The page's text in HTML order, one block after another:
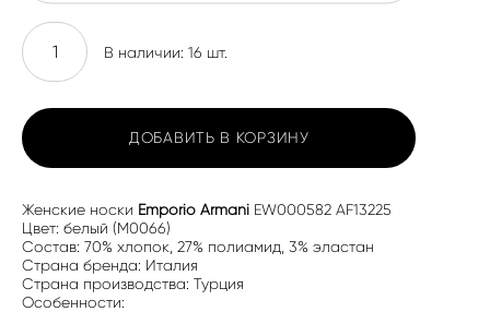
В наличии: 16 шт.
ДОБАВИТЬ В КОРЗИНУ
Женские носки Emporio Armani EW000582 AF13225
Цвет: белый (M0066)
Состав: 70% хлопок, 27% полиамид, 3% эластан
Страна бренда: Италия
Страна производства: Турция
Особенности: